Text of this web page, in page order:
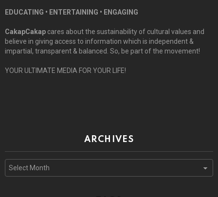
EDUCATING • ENTERTAINING • ENGAGING
CakapCakap cares about the sustainability of cultural values and
believe in giving access to information which is independent &
impartial, transparent & balanced. So, be part of the movement!
YOUR ULTIMATE MEDIA FOR YOUR LIFE!
ARCHIVES